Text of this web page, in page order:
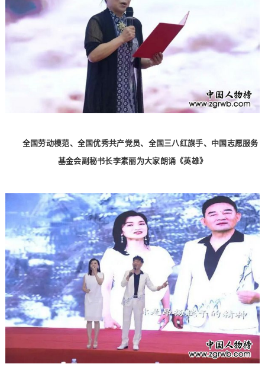
全国劳动模范、全国优秀共产党员、全国三八红旗手、中国志愿服务
基金会副秘书长李素丽为大家朗诵《英雄》